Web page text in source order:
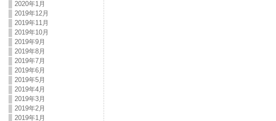
2020年1月
2019年12月
2019年11月
2019年10月
2019年9月
2019年8月
2019年7月
2019年6月
2019年5月
2019年4月
2019年3月
2019年2月
2019年1月